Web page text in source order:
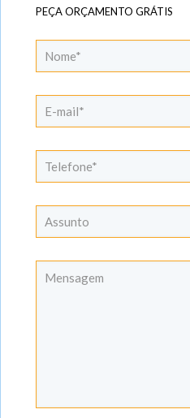
PEÇA ORÇAMENTO GRÁTIS